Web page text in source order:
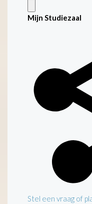
Mijn Studiezaal
Stel een vraag of